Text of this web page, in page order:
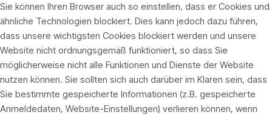
Sie können Ihren Browser auch so einstellen, dass er Cookies und
ähnliche Technologien blockiert. Dies kann jedoch dazu führen,
dass unsere wichtigsten Cookies blockiert werden und unsere
Website nicht ordnungsgemäß funktioniert, so dass Sie
möglicherweise nicht alle Funktionen und Dienste der Website
nutzen können. Sie sollten sich auch darüber im Klaren sein, dass
Sie bestimmte gespeicherte Informationen (z.B. gespeicherte
Anmeldedaten, Website-Einstellungen) verlieren können, wenn